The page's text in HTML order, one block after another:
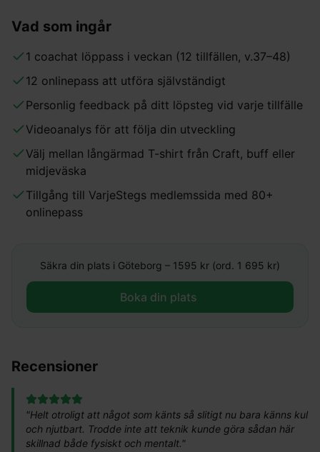
Vad som ingår
1 coachat löppass i veckan (12 tillfällen, v.37–48)
12 onlinepass att utföra självständigt
Personlig feedback på ditt löpsteg vid varje tillfälle
Videoanalys för att följa din utveckling
Välj mellan långärmad T-shirt från Craft, buff eller
midjeväska
Tillgång till VarjeStegs medlemssida med 80+
onlinepass
Säkra din plats i Göteborg – 1595 kr (ord. 1 695 kr)
Boka din plats ​
Recensioner
"Helt otroligt att något som känts så slitigt nu bara känns kul
och njutbart. Trodde inte att teknik kunde göra sådan här
skillnad både fysiskt och mentalt."